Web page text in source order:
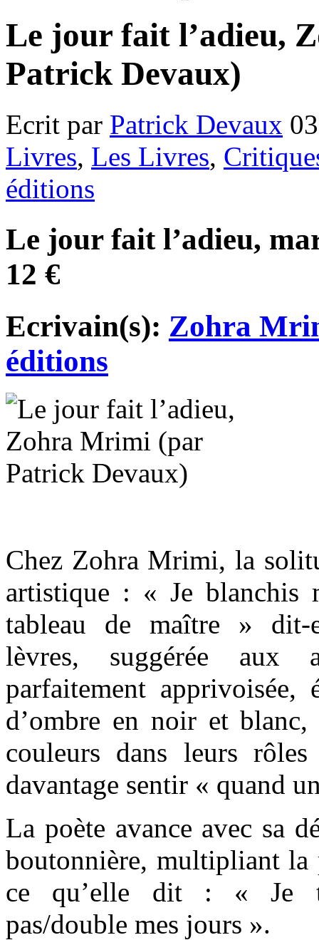
Le jour fait l’adieu,
Patrick Devaux)
Ecrit par Patrick Devaux
Livres, Les Livres,
éditions
Le jour fait l’adieu,
12 €
Ecrivain(s): Zohra
éditions
Chez Zohra Mrimi, la
artistique : « Je blanchis
tableau de maître » dit-
lèvres, suggérée aux
parfaitement apprivoisée,
d’ombre en noir et blanc,
couleurs dans leurs
davantage sentir « quand
La poète avance avec sa
boutonnière, multipliant la
ce qu’elle dit : « Je
pas/double mes jours ».